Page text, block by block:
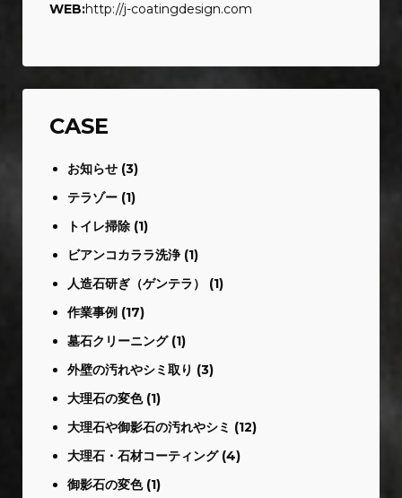
WEB:http://j-coatingdesign.com
CASE
お知らせ (3)
テラゾー (1)
トイレ掃除 (1)
ビアンコカララ洗浄(1)
人造石研ぎ（ゲンテラ）
(1)
作業事例 (17)
墓石クリーニング(1)
外壁の汚れやシミ取り (3)
大理石の変色(1)
大理石や御影石の汚れやシミ (12)
大理石・石材コーティング(4)
御影石の変色(1)